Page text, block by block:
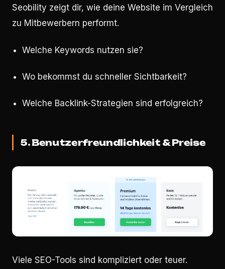
Seobility zeigt dir, wie deine Website im Vergleich
zu Mitbewerbern performt.
Welche Keywords nutzen sie?
Wo bekommst du schneller Sichtbarkeit?
Welche Backlink-Strategien sind erfolgreich?
5. Benutzerfreundlichkeit & Preise
Viele SEO-Tools sind kompliziert oder teuer.